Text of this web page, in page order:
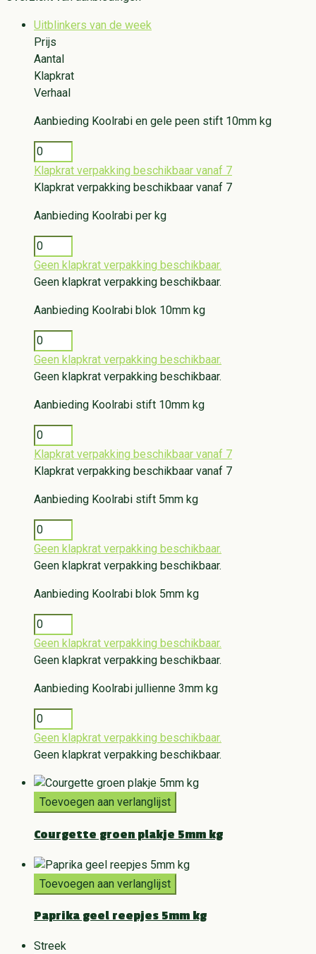
Uitblinkers van de week
Prijs
Aantal
Klapkrat
Verhaal
Aanbieding Koolrabi en gele peen stift 10mm kg
Klapkrat verpakking beschikbaar vanaf 7
Klapkrat verpakking beschikbaar vanaf 7
Aanbieding Koolrabi per kg
Geen klapkrat verpakking beschikbaar.
Geen klapkrat verpakking beschikbaar.
Aanbieding Koolrabi blok 10mm kg
Geen klapkrat verpakking beschikbaar.
Geen klapkrat verpakking beschikbaar.
Aanbieding Koolrabi stift 10mm kg
Klapkrat verpakking beschikbaar vanaf 7
Klapkrat verpakking beschikbaar vanaf 7
Aanbieding Koolrabi stift 5mm kg
Geen klapkrat verpakking beschikbaar.
Geen klapkrat verpakking beschikbaar.
Aanbieding Koolrabi blok 5mm kg
Geen klapkrat verpakking beschikbaar.
Geen klapkrat verpakking beschikbaar.
Aanbieding Koolrabi jullienne 3mm kg
Geen klapkrat verpakking beschikbaar.
Geen klapkrat verpakking beschikbaar.
Toevoegen aan verlanglijst
Courgette groen plakje 5mm kg
Toevoegen aan verlanglijst
Paprika geel reepjes 5mm kg
Streek